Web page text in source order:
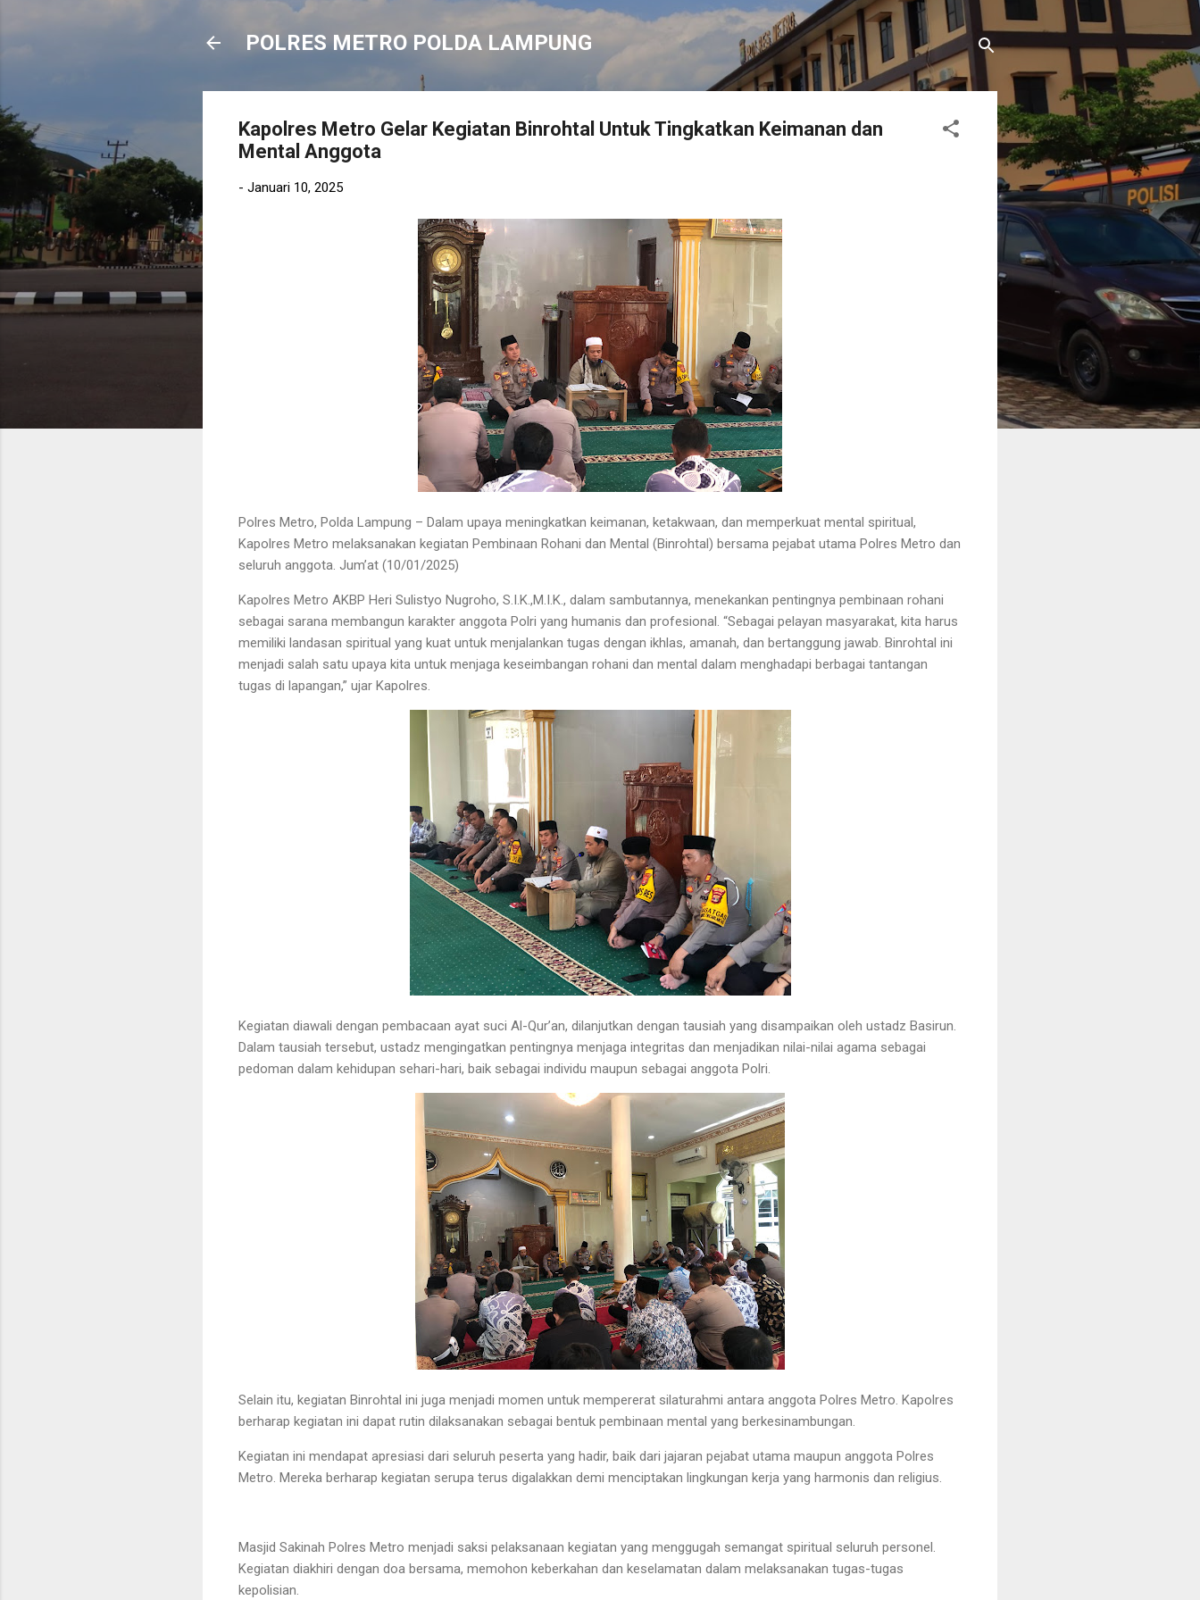
Langsung ke konten utama
POLRES METRO POLDA LAMPUNG
Kapolres Metro Gelar Kegiatan Binrohtal Untuk Tingkatkan Keimanan dan
Mental Anggota
- Januari 10, 2025
Polres Metro, Polda Lampung – Dalam upaya meningkatkan keimanan, ketakwaan, dan memperkuat mental spiritual,
Kapolres Metro melaksanakan kegiatan Pembinaan Rohani dan Mental (Binrohtal) bersama pejabat utama Polres Metro dan
seluruh anggota. Jum’at (10/01/2025)
Kapolres Metro AKBP Heri Sulistyo Nugroho, S.I.K.,M.I.K., dalam sambutannya, menekankan pentingnya pembinaan rohani
sebagai sarana membangun karakter anggota Polri yang humanis dan profesional. “Sebagai pelayan masyarakat, kita harus
memiliki landasan spiritual yang kuat untuk menjalankan tugas dengan ikhlas, amanah, dan bertanggung jawab. Binrohtal ini
menjadi salah satu upaya kita untuk menjaga keseimbangan rohani dan mental dalam menghadapi berbagai tantangan
tugas di lapangan,” ujar Kapolres.
Kegiatan diawali dengan pembacaan ayat suci Al-Qur’an, dilanjutkan dengan tausiah yang disampaikan oleh ustadz Basirun.
Dalam tausiah tersebut, ustadz mengingatkan pentingnya menjaga integritas dan menjadikan nilai-nilai agama sebagai
pedoman dalam kehidupan sehari-hari, baik sebagai individu maupun sebagai anggota Polri.
Selain itu, kegiatan Binrohtal ini juga menjadi momen untuk mempererat silaturahmi antara anggota Polres Metro. Kapolres
berharap kegiatan ini dapat rutin dilaksanakan sebagai bentuk pembinaan mental yang berkesinambungan.
Kegiatan ini mendapat apresiasi dari seluruh peserta yang hadir, baik dari jajaran pejabat utama maupun anggota Polres
Metro. Mereka berharap kegiatan serupa terus digalakkan demi menciptakan lingkungan kerja yang harmonis dan religius.
Masjid Sakinah Polres Metro menjadi saksi pelaksanaan kegiatan yang menggugah semangat spiritual seluruh personel.
Kegiatan diakhiri dengan doa bersama, memohon keberkahan dan keselamatan dalam melaksanakan tugas-tugas
kepolisian.